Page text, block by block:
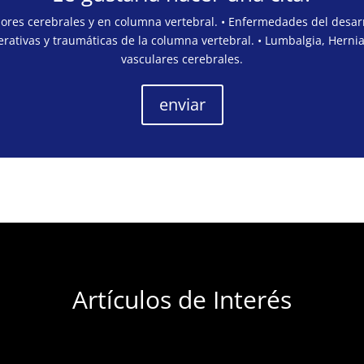
cerebrales y en columna vertebral. • Enfermedades del
y traumáticas de la columna vertebral. • Lumbalgia,
vasculares cerebrales.
enviar
Artículos de Interés